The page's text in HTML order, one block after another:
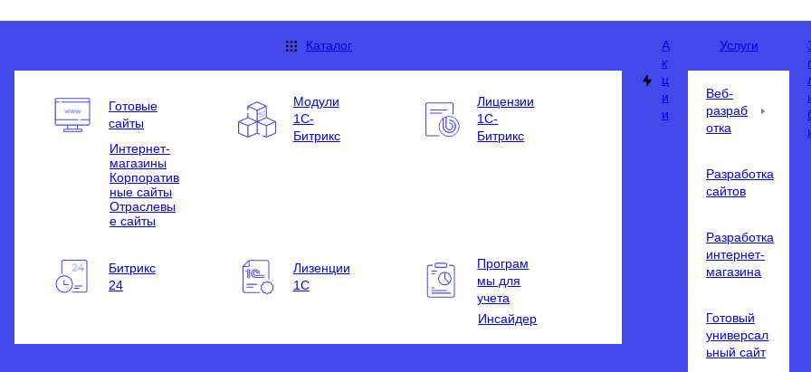
Каталог
Готовые
сайты
Интернет-
магазины
Корпоратив
ные сайты
Отраслевы
е сайты
Модули
1С-
Битрикс
Лицензии
1С-
Битрикс
Битрикс
24
Лизенции
1С
Програм
мы для
учета
Инсайдер
А
к
ц
и
и
Услуги
Веб-
разраб
отка
Разработка
сайтов
Разработка
интернет-
магазина
Готовый
универсал
ьный сайт